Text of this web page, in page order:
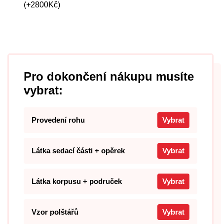
(+2800Kč)
Pro dokončení nákupu musíte
vybrat:
Provedení rohu Vybrat
Látka sedací části + opěrek Vybrat
Látka korpusu + područek Vybrat
Vzor polštářů Vybrat